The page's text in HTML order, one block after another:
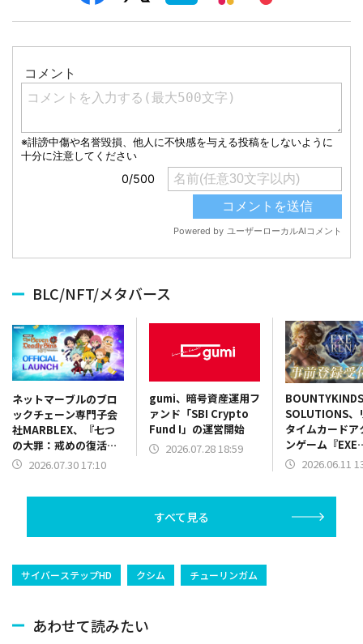
BLC/NFT/メタバース
ネットマーブルのブロ
ックチェーン専門子会
社MARBLEX、『七つ
の大罪：戒めの復活
NFT』を正式リリース
2026.07.30 17:10
gumi、暗号資産運用フ
ァンド「SBI Crypto
Fund I」の運営開始
2026.07.28 18:59
BOUNTYKINDS
SOLUTIONS、
タイムカードア
ンゲーム『EXE
ARENA』が事
2026.06.11
すべて見る
サイバーステップHD クシム チューリンガム
あわせて読みたい